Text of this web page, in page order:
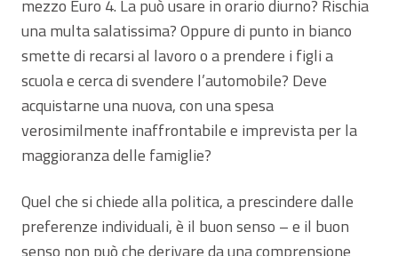
mezzo Euro 4. La può usare in orario diurno? Rischia
una multa salatissima? Oppure di punto in bianco
smette di recarsi al lavoro o a prendere i figli a
scuola e cerca di svendere l’automobile? Deve
acquistarne una nuova, con una spesa
verosimilmente inaffrontabile e imprevista per la
maggioranza delle famiglie?
Quel che si chiede alla politica, a prescindere dalle
preferenze individuali, è il buon senso – e il buon